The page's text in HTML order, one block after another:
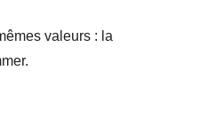
valeurs : la